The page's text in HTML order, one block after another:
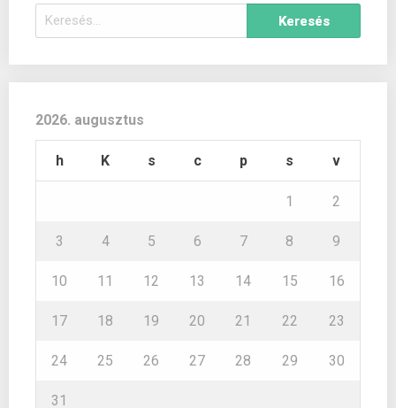
Keresés:
2026. augusztus
h K s c p s v
1 2
3 4 5 6 7 8 9
10 11 12 13 14 15 16
17 18 19 20 21 22 23
24 25 26 27 28 29 30
31